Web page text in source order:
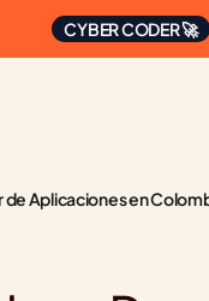
CYBER CODER 🚀
Aplicaciones en